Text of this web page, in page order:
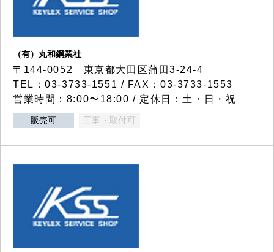
（有）丸和鋼業社
〒144-0052 東京都大田区蒲田3-24-4
TEL：03-3733-1551 / FAX：03-3733-1553
営業時間：8:00〜18:00 / 定休日：土・日・祝
販売可 工事・取付可